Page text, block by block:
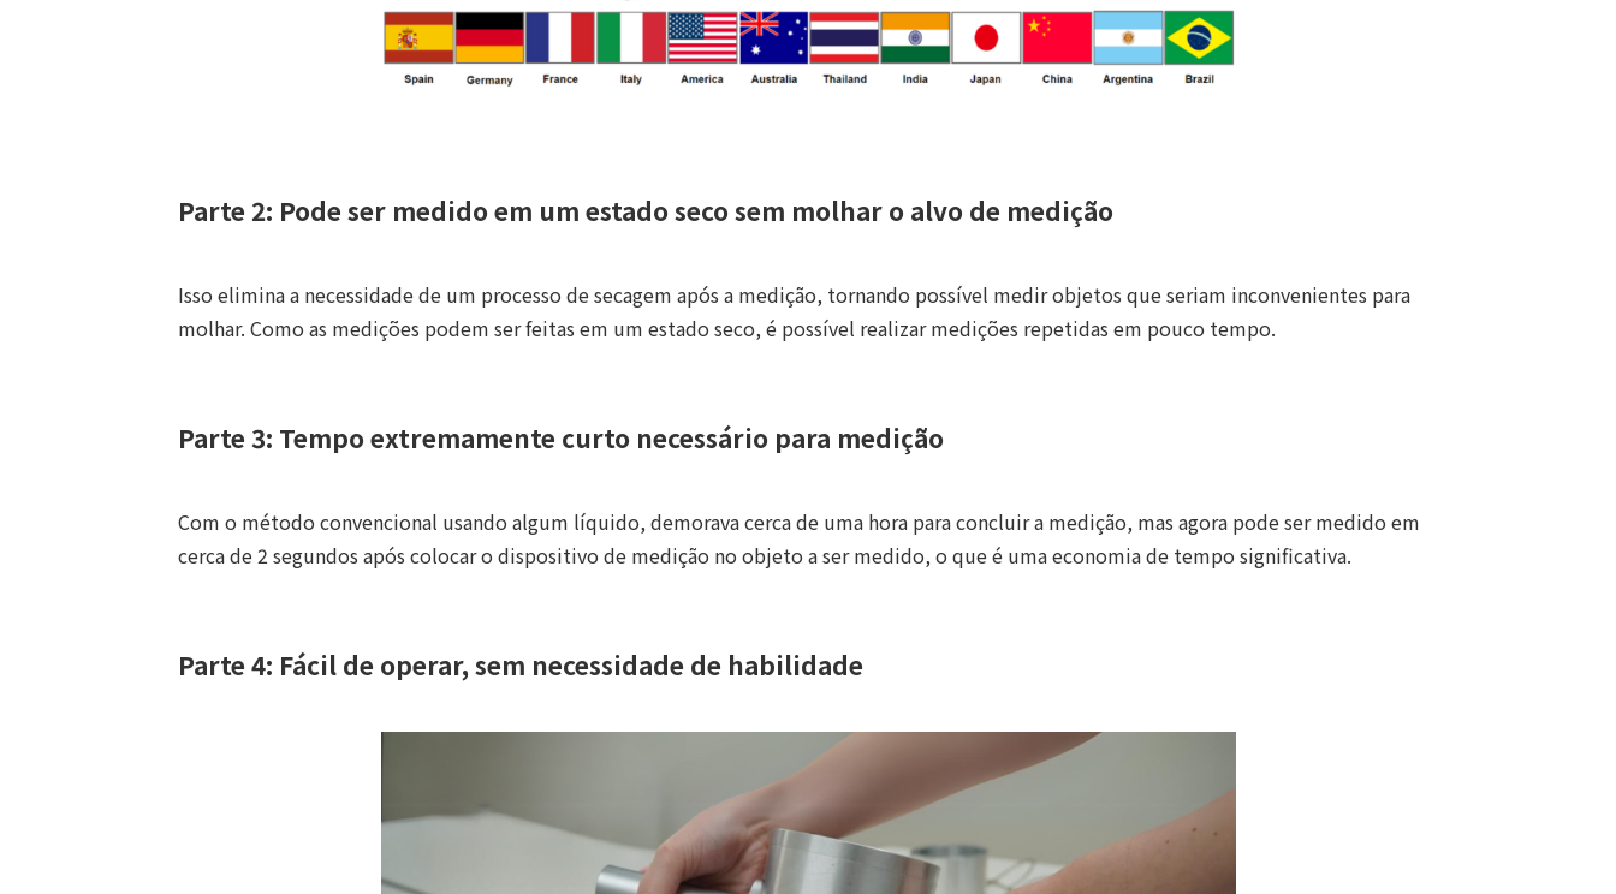
Parte 2: Pode ser medido em um estado seco sem molhar o alvo de medição
Isso elimina a necessidade de um processo de secagem após a medição, tornando possível medir objetos que seriam inconvenientes para
molhar. Como as medições podem ser feitas em um estado seco, é possível realizar medições repetidas em pouco tempo.
Parte 3: Tempo extremamente curto necessário para medição
Com o método convencional usando algum líquido, demorava cerca de uma hora para concluir a medição, mas agora pode ser medido em
cerca de 2 segundos após colocar o dispositivo de medição no objeto a ser medido, o que é uma economia de tempo significativa.
Parte 4: Fácil de operar, sem necessidade de habilidade